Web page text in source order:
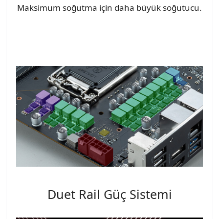
Maksimum soğutma için daha büyük soğutucu.
Duet Rail Güç Sistemi